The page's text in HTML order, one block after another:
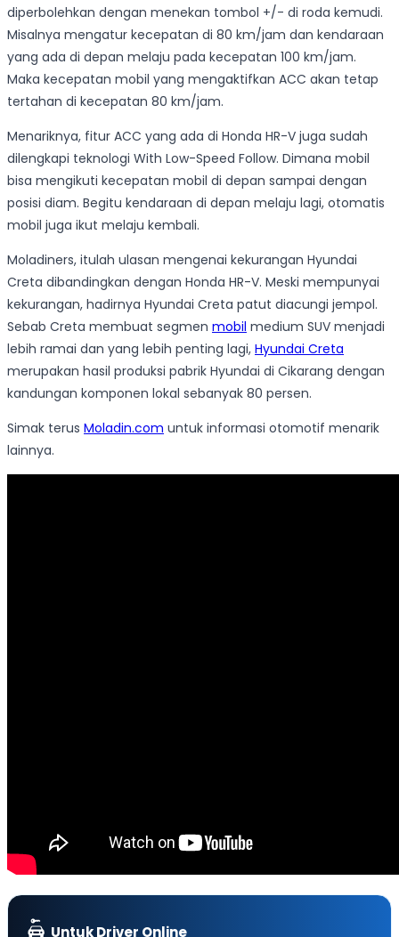
diperbolehkan dengan menekan tombol +/- di roda kemudi.
Misalnya mengatur kecepatan di 80 km/jam dan kendaraan
yang ada di depan melaju pada kecepatan 100 km/jam.
Maka kecepatan mobil yang mengaktifkan ACC akan tetap
tertahan di kecepatan 80 km/jam.
Menariknya, fitur ACC yang ada di Honda HR-V juga sudah
dilengkapi teknologi With Low-Speed Follow. Dimana mobil
bisa mengikuti kecepatan mobil di depan sampai dengan
posisi diam. Begitu kendaraan di depan melaju lagi, otomatis
mobil juga ikut melaju kembali.
Moladiners, itulah ulasan mengenai kekurangan Hyundai
Creta dibandingkan dengan Honda HR-V. Meski mempunyai
kekurangan, hadirnya Hyundai Creta patut diacungi jempol.
Sebab Creta membuat segmen mobil medium SUV menjadi
lebih ramai dan yang lebih penting lagi, Hyundai Creta
merupakan hasil produksi pabrik Hyundai di Cikarang dengan
kandungan komponen lokal sebanyak 80 persen.
Simak terus Moladin.com untuk informasi otomotif menarik
lainnya.
Untuk Driver Online